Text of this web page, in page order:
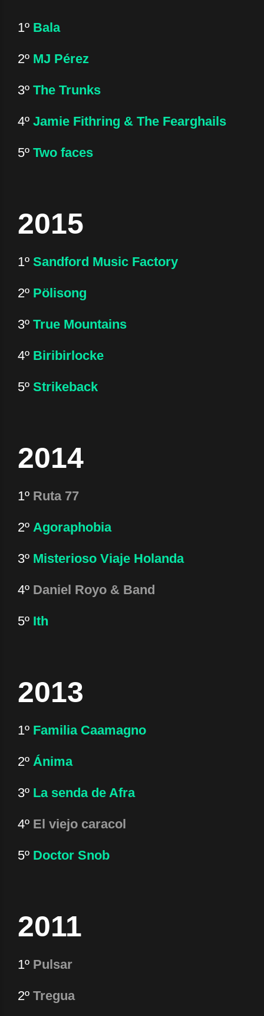
1º Bala
2º MJ Pérez
3º The Trunks
4º Jamie Fithring & The Fearghails
5º Two faces
2015
1º Sandford Music Factory
2º Pölisong
3º True Mountains
4º Biribirlocke
5º Strikeback
2014
1º Ruta 77
2º Agoraphobia
3º Misterioso Viaje Holanda
4º Daniel Royo & Band
5º Ith
2013
1º Familia Caamagno
2º Ánima
3º La senda de Afra
4º El viejo caracol
5º Doctor Snob
2011
1º Pulsar
2º Tregua